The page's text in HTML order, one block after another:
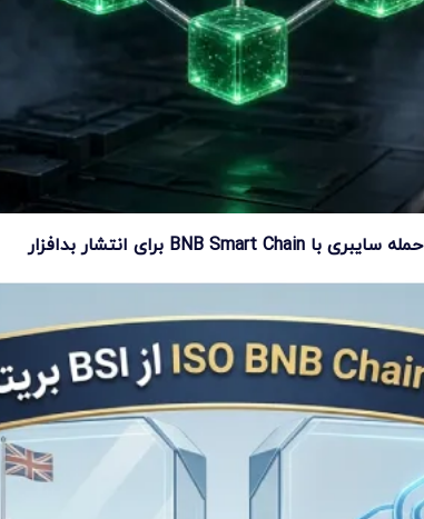
حمله سایبری با BNB Smart Chain برای انتشار بدافزار